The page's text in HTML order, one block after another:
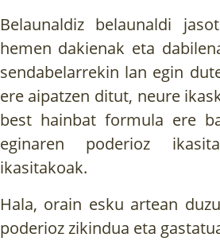
Belaunaldiz belaunaldi
hemen dakienak eta
sendabelarrekin lan egin
ere aipatzen ditut, neure
best hainbat formula ere
eginaren poderioz
ikasitakoak.
Hala, orain esku artean
poderioz zikindua eta